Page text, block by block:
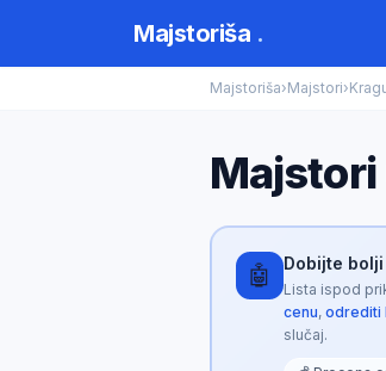
Majstoriša .
Majstoriša›Majstori›
Majstori
🤖 Dobijte
Lista ispod
cenu, odrediti
slučaj.